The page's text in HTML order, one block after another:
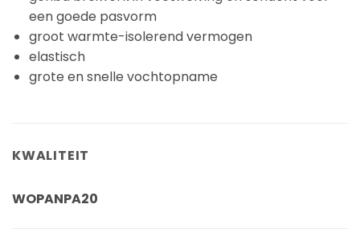
een goede pasvorm
groot warmte-isolerend vermogen
elastisch
grote en snelle vochtopname
KWALITEIT
WOPANPA20